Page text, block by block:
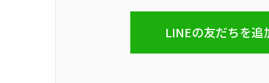
LINEの友だちを追